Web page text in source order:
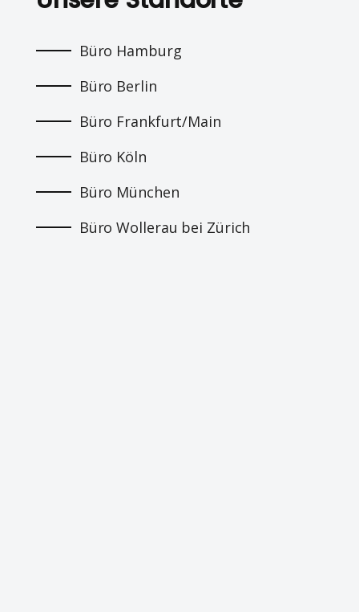
Büro Hamburg
Büro Berlin
Büro Frankfurt/Main
Büro Köln
Büro München
Büro Wollerau bei Zürich